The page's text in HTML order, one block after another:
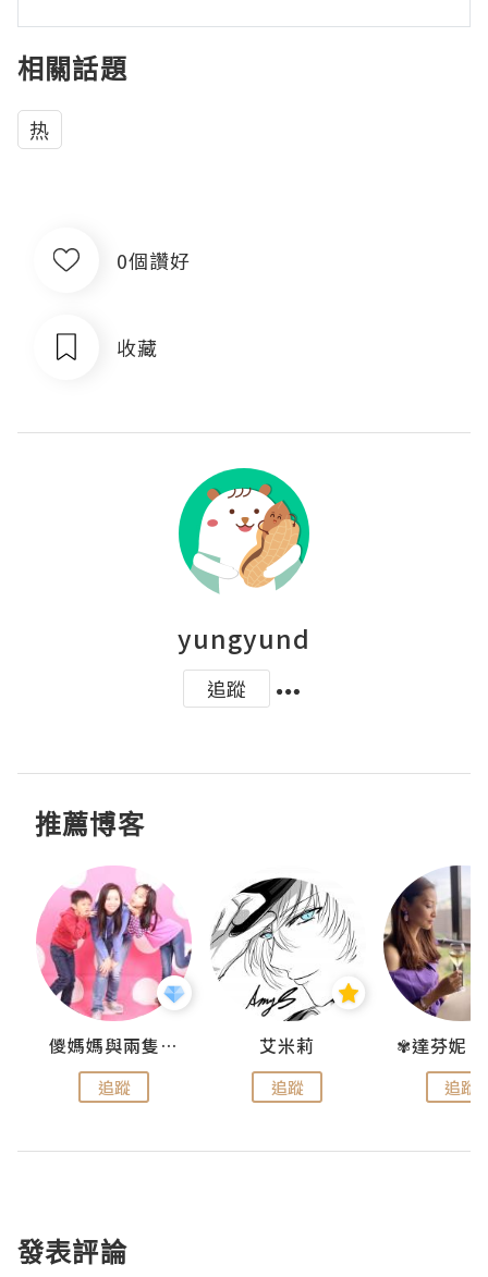
相關話題
热
0個讚好
收藏
yungyund
追蹤
推薦博客
儍媽媽與兩隻小魔怪之家
追蹤
艾米莉
追蹤 追蹤
發表評論